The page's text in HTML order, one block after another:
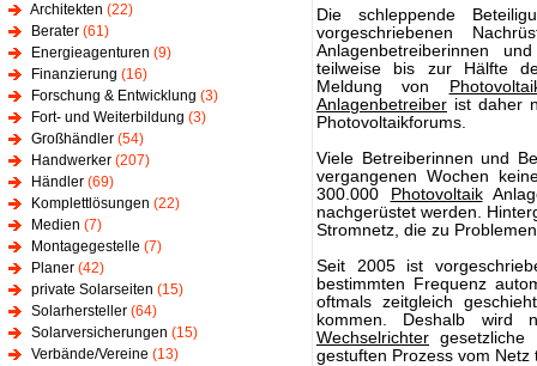
Architekten (22)
Berater (61)
Energieagenturen (9)
Finanzierung (16)
Forschung & Entwicklung (3)
Fort- und Weiterbildung (3)
Großhändler (54)
Handwerker (207)
Händler (69)
Komplettlösungen (22)
Medien (7)
Montagegestelle (7)
Planer (42)
private Solarseiten (15)
Solarhersteller (64)
Solarversicherungen (15)
Verbände/Vereine (13)
Die schleppende
vorgeschriebenen
Anlagenbetreiberinnen
teilweise bis zur Hälfte
Meldung von
Anlagenbetreiber ist daher
Photovoltaikforums.
Viele Betreiberinnen und
vergangenen Wochen
300.000
Photovoltaik
nachgerüstet werden.
Stromnetz, die zu
Seit 2005 ist
bestimmten Frequenz
oftmals zeitgleich
kommen. Deshalb wird
Wechselrichter
gestuften Prozess vom Netz